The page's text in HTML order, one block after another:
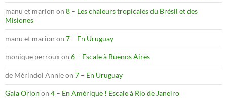
manu et marion on 8 – Les chaleurs tropicales du Brésil et des
Misiones
manu et marion on 7 – En Uruguay
monique perrouxon 6 – Escale à Buenos Aires
de Mérindol Annieon 7 – En Uruguay
Gaia Orion on 4 – En Amérique ! Escale à Rio de Janeiro